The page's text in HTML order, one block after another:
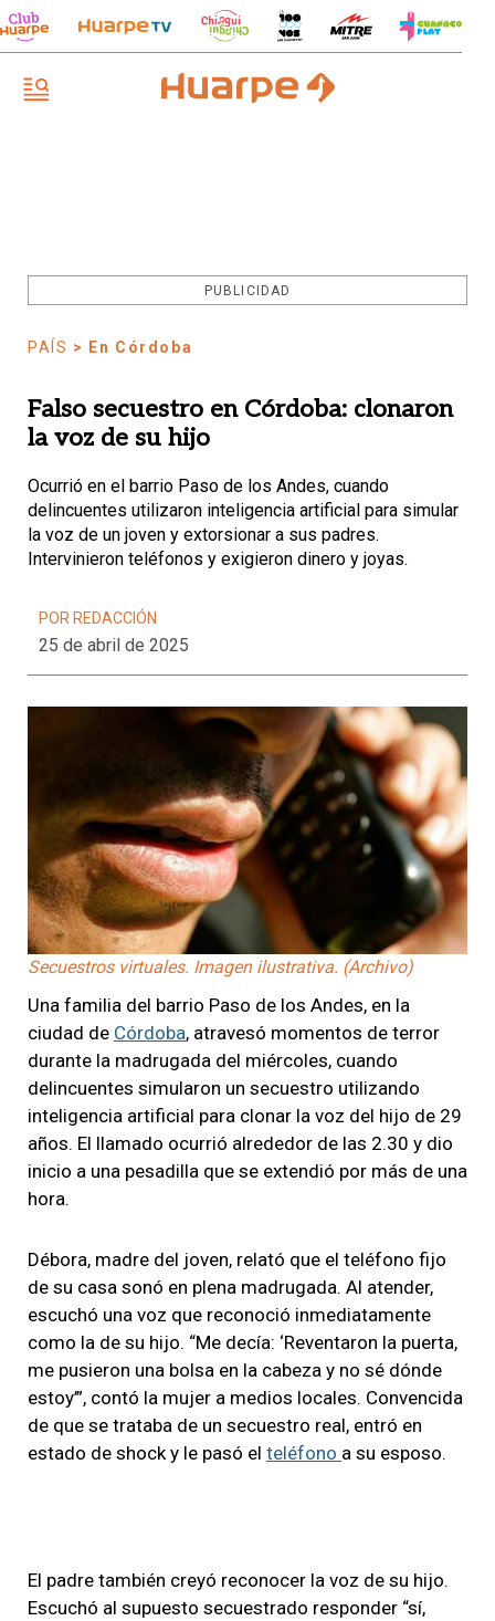
PUBLICIDAD
PAÍS > En Córdoba
Falso secuestro en Córdoba: clonaron
la voz de su hijo
Ocurrió en el barrio Paso de los Andes, cuando
delincuentes utilizaron inteligencia artificial para simular
la voz de un joven y extorsionar a sus padres.
Intervinieron teléfonos y exigieron dinero y joyas.
POR REDACCIÓN
25 de abril de 2025
Secuestros virtuales. Imagen ilustrativa. (Archivo)
Una familia del barrio Paso de los Andes, en la
ciudad de Córdoba, atravesó momentos de terror
durante la madrugada del miércoles, cuando
delincuentes simularon un secuestro utilizando
inteligencia artificial para clonar la voz del hijo de 29
años. El llamado ocurrió alrededor de las 2.30 y dio
inicio a una pesadilla que se extendió por más de una
hora.
Débora, madre del joven, relató que el teléfono fijo
de su casa sonó en plena madrugada. Al atender,
escuchó una voz que reconoció inmediatamente
como la de su hijo. “Me decía: ‘Reventaron la puerta,
me pusieron una bolsa en la cabeza y no sé dónde
estoy’”, contó la mujer a medios locales. Convencida
de que se trataba de un secuestro real, entró en
estado de shock y le pasó el teléfono a su esposo.
El padre también creyó reconocer la voz de su hijo.
Escuchó al supuesto secuestrado responder “sí,